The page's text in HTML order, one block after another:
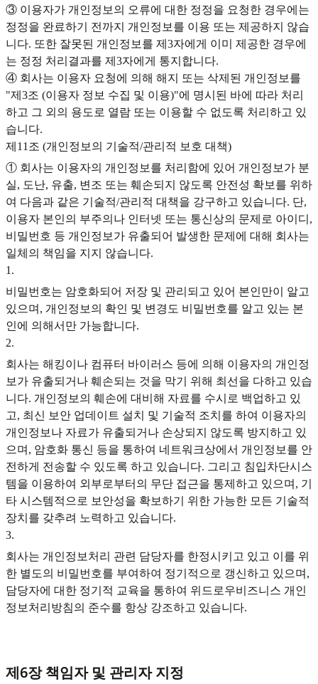
③ 이용자가 개인정보의 오류에 대한 정정을 요청한 경우에는
정정을 완료하기 전까지 개인정보를 이용 또는 제공하지 않습
니다. 또한 잘못된 개인정보를 제3자에게 이미 제공한 경우에
는 정정 처리결과를 제3자에게 통지합니다.
④ 회사는 이용자 요청에 의해 해지 또는 삭제된 개인정보를
"제3조 (이용자 정보 수집 및 이용)"에 명시된 바에 따라 처리
하고 그 외의 용도로 열람 또는 이용할 수 없도록 처리하고 있
습니다.
제11조 (개인정보의 기술적/관리적 보호 대책)
① 회사는 이용자의 개인정보를 처리함에 있어 개인정보가 분
실, 도난, 유출, 변조 또는 훼손되지 않도록 안전성 확보를 위하
여 다음과 같은 기술적/관리적 대책을 강구하고 있습니다. 단,
이용자 본인의 부주의나 인터넷 또는 통신상의 문제로 아이디,
비밀번호 등 개인정보가 유출되어 발생한 문제에 대해 회사는
일체의 책임을 지지 않습니다.
1 .
비밀번호는 암호화되어 저장 및 관리되고 있어 본인만이 알고
있으며, 개인정보의 확인 및 변경도 비밀번호를 알고 있는 본
인에 의해서만 가능합니다.
2.
회사는 해킹이나 컴퓨터 바이러스 등에 의해 이용자의 개인정
보가 유출되거나 훼손되는 것을 막기 위해 최선을 다하고 있습
니다. 개인정보의 훼손에 대비해 자료를 수시로 백업하고 있
고, 최신 보안 업데이트 설치 및 기술적 조치를 하여 이용자의
개인정보나 자료가 유출되거나 손상되지 않도록 방지하고 있
으며, 암호화 통신 등을 통하여 네트워크상에서 개인정보를 안
전하게 전송할 수 있도록 하고 있습니다. 그리고 침입차단시스
템을 이용하여 외부로부터의 무단 접근을 통제하고 있으며, 기
타 시스템적으로 보안성을 확보하기 위한 가능한 모든 기술적
장치를 갖추려 노력하고 있습니다.
3.
회사는 개인정보처리 관련 담당자를 한정시키고 있고 이를 위
한 별도의 비밀번호를 부여하여 정기적으로 갱신하고 있으며,
담당자에 대한 정기적 교육을 통하여 위드로우비즈니스 개인
정보처리방침의 준수를 항상 강조하고 있습니다.
제6장 책임자 및 관리자 지정